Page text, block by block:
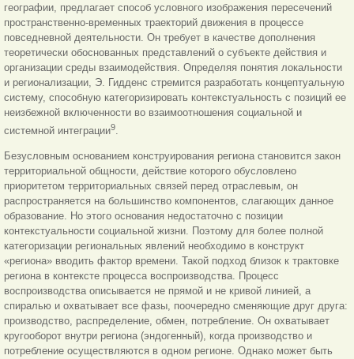
географии, предлагает способ условного изображения пересечений
пространственно-временных траекторий движения в процессе
повседневной деятельности. Он требует в качестве дополнения
теоретически обоснованных представлений о субъекте действия и
организации среды взаимодействия. Определяя понятия локальности
и регионализации, Э. Гидденс стремится разработать концептуальную
систему, способную категоризировать контекстуальность с позиций ее
неизбежной включенности во взаимоотношения социальной и
системной интеграции9.
Безусловным основанием конструирования региона становится закон
территориальной общности, действие которого обусловлено
приоритетом территориальных связей перед отраслевым, он
распространяется на большинство компонентов, слагающих данное
образование. Но этого основания недостаточно с позиции
контекстуальности социальной жизни. Поэтому для более полной
категоризации региональных явлений необходимо в конструкт
«региона» вводить фактор времени. Такой подход близок к трактовке
региона в контексте процесса воспроизводства. Процесс
воспроизводства описывается не прямой и не кривой линией, а
спиралью и охватывает все фазы, поочередно сменяющие друг друга:
производство, распределение, обмен, потребление. Он охватывает
кругооборот внутри региона (эндогенный), когда производство и
потребление осуществляются в одном регионе. Однако может быть